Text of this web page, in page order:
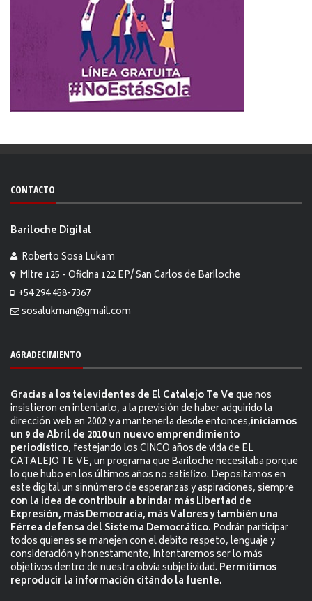
CONTACTO
Bariloche Digital
Roberto Sosa Lukam
Mitre 125 - Oficina 122 EP/ San Carlos de Bariloche
+54 294 458-7367
sosalukman@gmail.com
AGRADECIMIENTO
Gracias a los televidentes de El Catalejo Te Veque nos
insistieron en intentarlo, a la previsión de haber adquirido la
dirección web en 2002 y a mantenerla desde entonces,iniciamos
un 9 de Abril de 2010 un nuevo emprendimiento
periodístico, festejando los CINCO años de vida de EL
CATALEJO TE VE, un programa que Bariloche necesitaba porque
lo que hubo en los últimos años no satisfizo. Depositamos en
este digital un sinnúmero de esperanzas y aspiraciones, siempre
con la idea de contribuir a brindar más Libertad de
Expresión, más Democracia, más Valores y también una
Férrea defensa del Sistema Democrático. Podrán participar
todos quienes se manejen con el debito respeto, lenguaje y
consideración y honestamente, intentaremos ser lo más
objetivos dentro de nuestra obvia subjetividad. Permitimos
reproducir la información citándo la fuente.